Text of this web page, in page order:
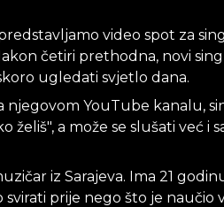
video spot za
četiri prethodna, novi
ugledati svjetlo dana.
njegovom YouTube kanalu,
želiš", a može se slušati već i
iz Sarajeva. Ima 21
prije nego što je naučio